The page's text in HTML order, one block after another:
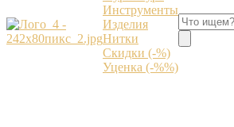
Инструменты
Изделия
Нитки
Скидки (-%)
Уценка (-%%)